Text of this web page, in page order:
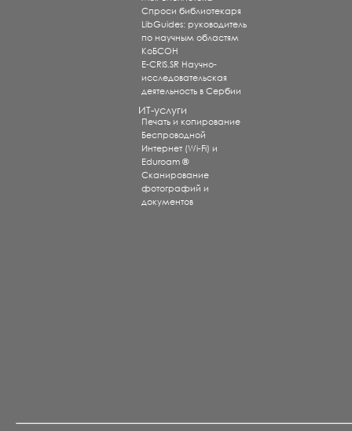
Спроси библиотекаря
LibGuides: руководитель
по научным областям
КоБСОН
E-CRIS.SR Научно-
исследовательская
деятельность в Сербии
ИТ-услуги
Печать и копирование
Беспроводной
Интернет (Wi-Fi) и
Eduroam ®
Сканирование
фотографий и
документов